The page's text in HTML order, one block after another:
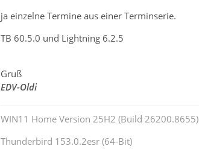
ja einzelne Termine aus einer Terminserie.
TB 60.5.0 und Lightning 6.2.5
Gruß
EDV-Oldi
WIN11 Home Version 25H2 (Build 26200.8655)
Thunderbird 153.0.2esr (64-Bit)